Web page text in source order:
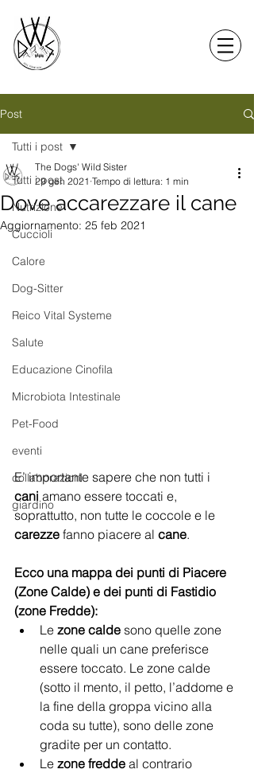
Post
Tutti i post
Nutrizione
Cuccioli
Calore
Dog-Sitter
Reico Vital Systeme
Salute
Educazione Cinofila
Microbiota Intestinale
Pet-Food
eventi
collaborazioni
giardino
Tutti i post
Dove accarezzare il cane
The Dogs' Wild Sister
29 gen 2021 Tempo di lettura: 1 min
Aggiornamento: 25 feb 2021
E’ importante sapere che non tutti i
cani amano essere toccati e,
soprattutto, non tutte le coccole e le
carezze fanno piacere al cane.
Ecco una mappa dei punti di Piacere
(Zone Calde) e dei punti di Fastidio
(zone Fredde):
Le zone calde sono quelle zone
nelle quali un cane preferisce
essere toccato. Le zone calde
(sotto il mento, il petto, l’addome e
la fine della groppa vicino alla
coda su tutte), sono delle zone
gradite per un contatto.
Le zone fredde al contrario